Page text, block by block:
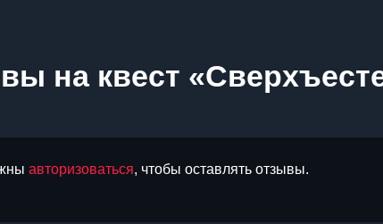
на квест
авторизоваться, чтобы оставлять отзывы.